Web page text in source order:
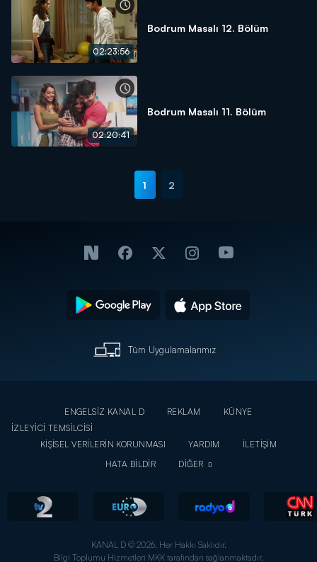
02:23:56
Bodrum Masalı 12. Bölüm
02:20:41
Bodrum Masalı 11. Bölüm
1 2
Tüm Uygulamalarımız
ENGELSİZ KANAL D REKLAM
KÜNYE
İZLEYİCİ TEMSİLCİSİ
KİŞİSEL VERİLERİN KORUNMASI
YARDIM
İLETİŞİM
HATA BİLDİR
DİĞER
KANAL D © 2026. Her Hakkı Saklıdır.
Bilgi Toplumu Hizmetleri MKK tarafından sağlanmaktadır.